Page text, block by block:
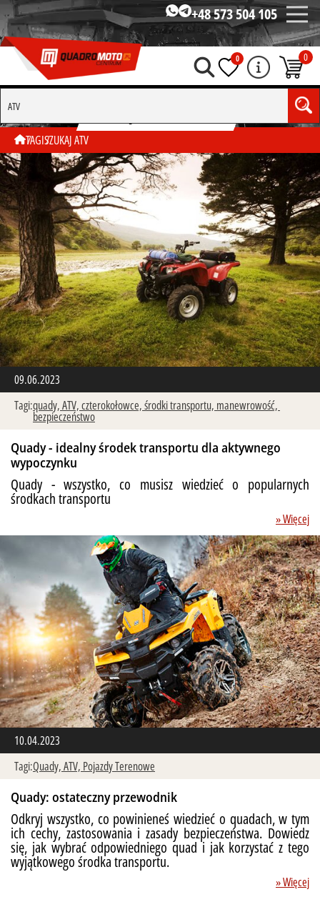
+48 573 504 105
0 0
TAGISZUKAJ ATV
09.06.2023
Tagi:quady,ATV,czterokołowce,środki transportu, manewrowość,
bezpieczeństwo
Quady - idealny środek transportu dla aktywnego
wypoczynku
Quady - wszystko, co musisz wiedzieć o popularnych
środkach transportu
» Więcej
10.04.2023
Tagi:Quady,ATV, Pojazdy Terenowe
Quady: ostateczny przewodnik
Odkryj wszystko, co powinieneś wiedzieć o quadach, w tym
ich cechy, zastosowania i zasady bezpieczeństwa. Dowiedz
się, jak wybrać odpowiedniego quad i jak korzystać z tego
wyjątkowego środka transportu.
» Więcej